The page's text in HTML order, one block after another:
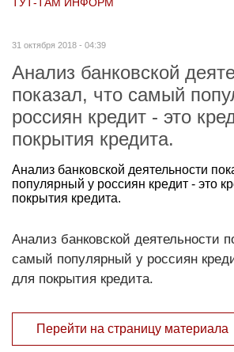
31 октября 2018 - 04:39
Анализ банковской
показал, что самый
россиян кредит - это
покрытия кредита.
Анализ банковской деятельности
популярный у россиян кредит - это
покрытия кредита.
Анализ банковской деятельности
самый популярный у россиян
для покрытия кредита.
Перейти на страницу материала